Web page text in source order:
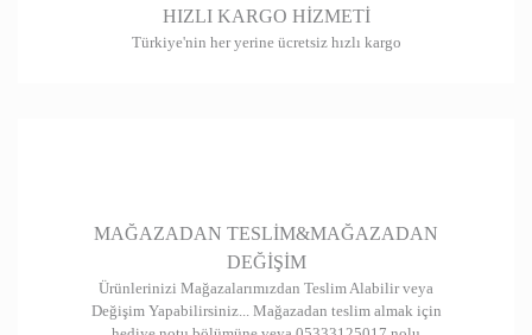
Ürün fiyatı diğer sitelerden daha pahalı.
Gönder
HIZLI KARGO HİZMETİ
Türkiye'nin her yerine ücretsiz hızlı kargo
MAĞAZADAN TESLİM&MAĞAZADAN
DEĞİŞİM
Ürünlerinizi Mağazalarımızdan Teslim Alabilir veya
Değişim Yapabilirsiniz... Mağazadan teslim almak için